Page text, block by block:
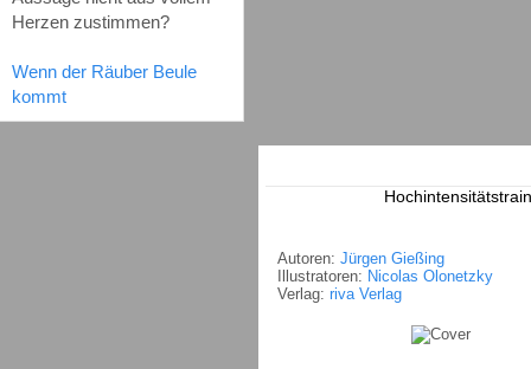
Herzen zustimmen?
Wenn der Räuber Beule
kommt
Autoren: Jürgen Gießing
Illustratoren: Nicolas Olonetzky
Verlag: riva Verlag